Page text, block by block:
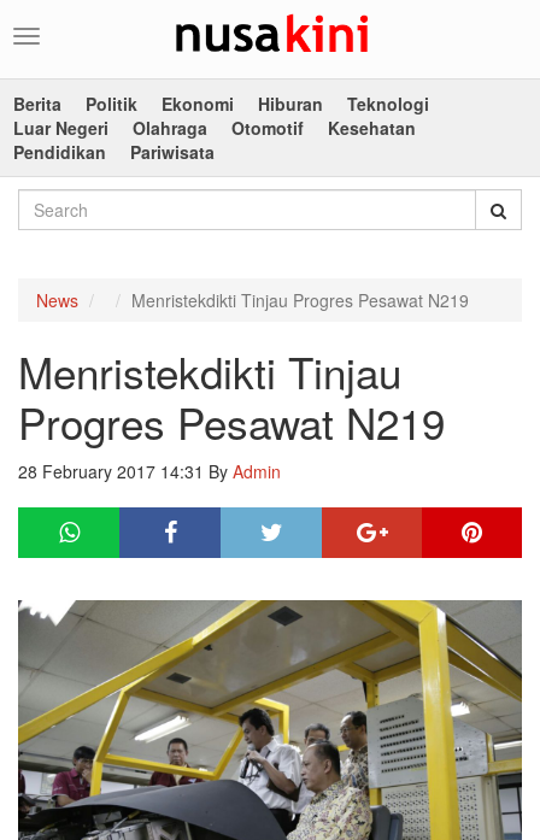
Toggle
Berita
Politik Ekonomi Hiburan
Teknologi
Luar Negeri
Olahraga Otomotif
Kesehatan
Pendidikan
Pariwisata
News Menristekdikti Tinjau Progres Pesawat N219
Menristekdikti Tinjau
Progres Pesawat N219
28 February 2017 14:31 By Admin